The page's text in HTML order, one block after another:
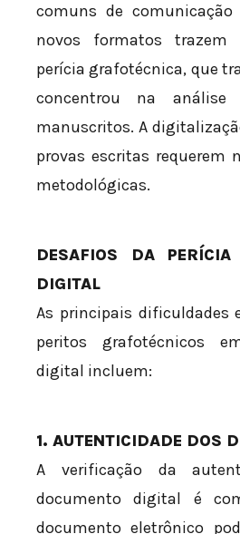
comuns de comunicação
novos formatos trazem
perícia grafotécnica, que
concentrou na análise
manuscritos. A
provas escritas requerem
metodológicas.
DESAFIOS DA PERÍCIA
DIGITAL
As principais dificuldades
peritos grafotécnicos
digital incluem:
1. AUTENTICIDADE DOS
A verificação da
documento digital é
documento eletrônico